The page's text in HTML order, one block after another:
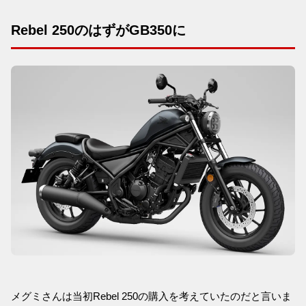
Rebel 250のはずがGB350に
メグミさんは当初Rebel 250の購入を考えていたのだと言いま